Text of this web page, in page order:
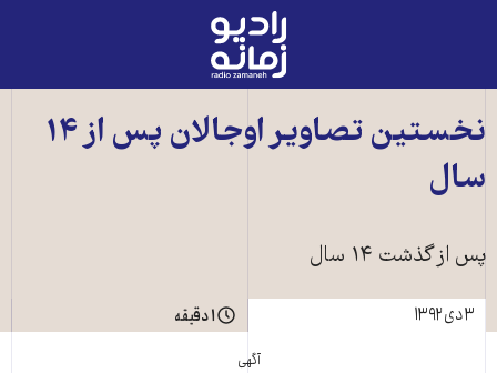
رادیو
زمانه
صفحه
نخستین تصاویر اوجالان پس از ۱۴
سال
پس از گذشت ۱۴ سال
۳ دی ۱۳۹۲
۱ دقیقه
آگهی